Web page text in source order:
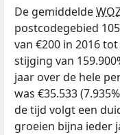
De gemiddelde
postcodegebied
van €200 in 2016
stijging van
jaar over de hele
was €35.533
de tijd volgt een
groeien bijna ieder